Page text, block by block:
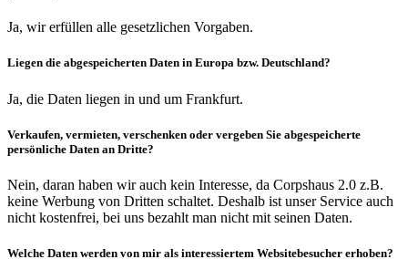
Ja, wir erfüllen alle gesetzlichen Vorgaben.
Liegen die abgespeicherten Daten in Europa bzw. Deutschland?
Ja, die Daten liegen in und um Frankfurt.
Verkaufen, vermieten, verschenken oder vergeben Sie abgespeicherte
persönliche Daten an Dritte?
Nein, daran haben wir auch kein Interesse, da Corpshaus 2.0 z.B.
keine Werbung von Dritten schaltet. Deshalb ist unser Service auch
nicht kostenfrei, bei uns bezahlt man nicht mit seinen Daten.
Welche Daten werden von mir als interessiertem Websitebesucher erhoben?